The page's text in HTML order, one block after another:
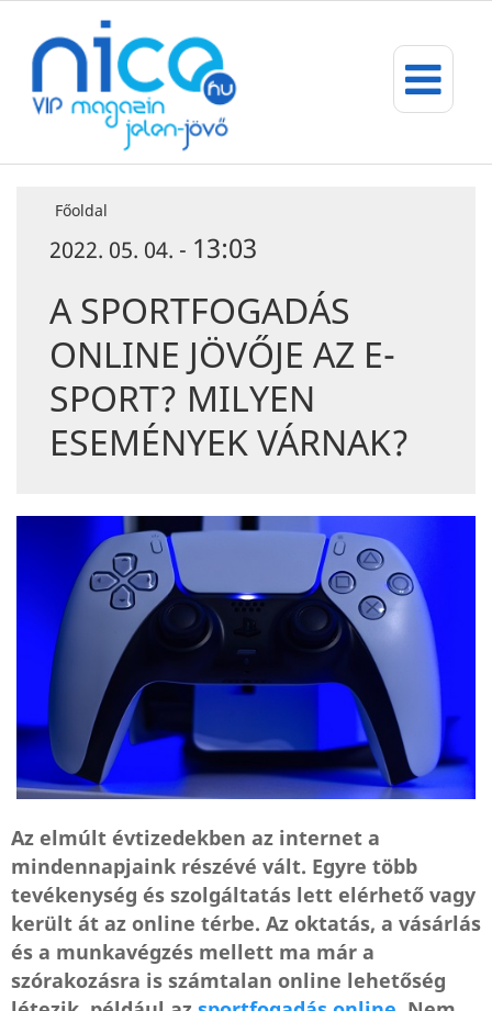
Főoldal
2022. 05. 04. - 13:03
A SPORTFOGADÁS
ONLINE JÖVŐJE AZ E-
SPORT? MILYEN
ESEMÉNYEK VÁRNAK?
Az elmúlt évtizedekben az internet a
mindennapjaink részévé vált. Egyre több
tevékenység és szolgáltatás lett elérhető vagy
került át az online térbe. Az oktatás, a vásárlás
és a munkavégzés mellett ma már a
szórakozásra is számtalan online lehetőség